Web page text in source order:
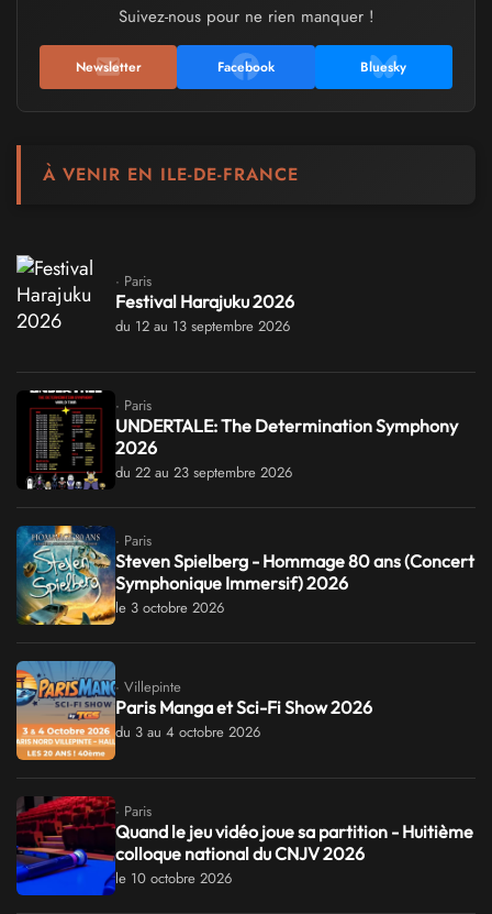
Suivez-nous pour ne rien manquer !
Newsletter Facebook Bluesky
À VENIR EN ILE-DE-FRANCE
· Paris
Festival Harajuku 2026
du 12 au 13 septembre 2026
· Paris
UNDERTALE: The Determination Symphony
2026
du 22 au 23 septembre 2026
· Paris
Steven Spielberg - Hommage 80 ans (Concert
Symphonique Immersif) 2026
le 3 octobre 2026
· Villepinte
Paris Manga et Sci-Fi Show 2026
du 3 au 4 octobre 2026
· Paris
Quand le jeu vidéo joue sa partition - Huitième
colloque national du CNJV 2026
le 10 octobre 2026